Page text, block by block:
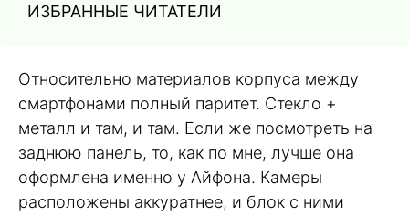
ИЗБРАННЫЕ ЧИТАТЕЛИ
Относительно материалов корпуса между
смартфонами полный паритет. Стекло +
металл и там, и там. Если же посмотреть на
заднюю панель, то, как по мне, лучше она
оформлена именно у Айфона. Камеры
расположены аккуратнее, и блок с ними